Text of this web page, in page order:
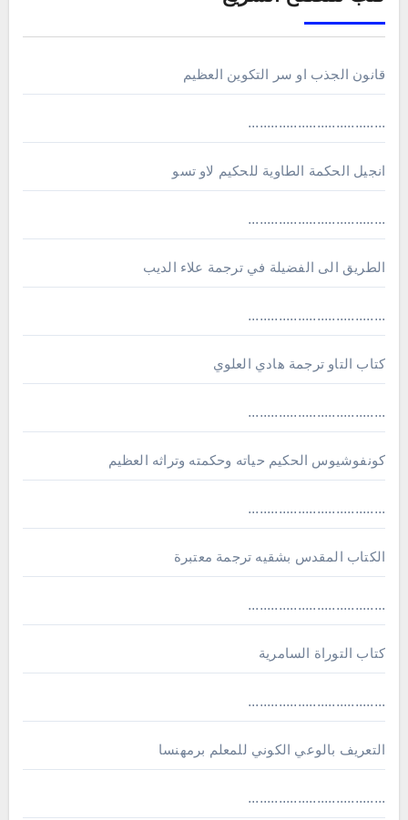
قانون الجذب او سر التكوين العظيم
....................................
انجيل الحكمة الطاوية للحكيم لاو تسو
....................................
الطريق الى الفضيلة في ترجمة علاء الديب
....................................
كتاب التاو ترجمة هادي العلوي
....................................
كونفوشيوس الحكيم حياته وحكمته وتراثه العظيم
....................................
الكتاب المقدس بشقيه ترجمة معتبرة
....................................
كتاب التوراة السامرية
....................................
ﺍﻟﺘﻌﺮﻳﻒ ﺑﺎﻟﻮﻋﻲ ﺍﻟﻜﻮﻧﻲ للمعلم برمهنسا
....................................